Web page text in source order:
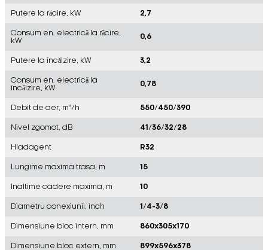
Putere la răcire, kW 2,7
Consum en. electrică la răcire,
kW
0,6
Putere la încălzire, kW 3,2
Consum en. electrică la
încălzire, kW
0,78
Debit de aer, m³/h 550/450/390
Nivel zgomot, dB 41/36/32/28
Hladagent R32
Lungime maxima trasa, m 15
Inaltime cadere maxima, m 10
Diametru conexiunii, inch 1/4-3/8
Dimensiune bloc intern, mm 860x305x170
Dimensiune bloc extern, mm 899x596x378